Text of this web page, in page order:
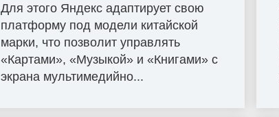
Для этого Яндекс адаптирует свою
платформу под модели китайской
марки, что позволит управлять
«Картами», «Музыкой» и «Книгами» с
экрана мультимедийно...